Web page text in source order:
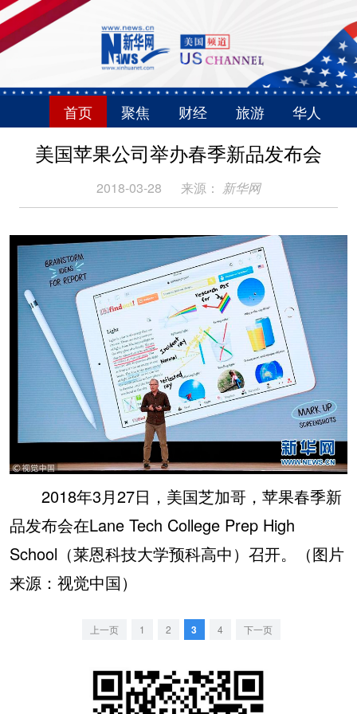
首页 聚焦 财经 旅游 华人
美国苹果公司举办春季新品发布会
2018-03-28 来源： 新华网
2018年3月27日，美国芝加哥，苹果春季新
品发布会在Lane Tech College Prep High
School（莱恩科技大学预科高中）召开。（图片
来源：视觉中国）
上一页 1 2 3 4 下一页